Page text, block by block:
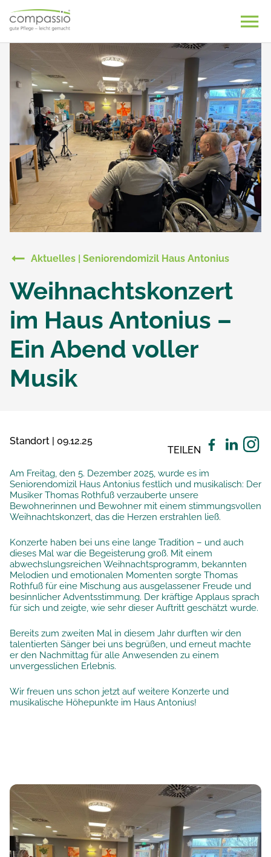
content
Aktuelles | Seniorendomizil Haus Antonius
Weihnachtskonzert
im Haus Antonius –
Ein Abend voller
Musik
Standort | 09.12.25
TEILEN
Am Freitag, den 5. Dezember 2025, wurde es im
Seniorendomizil Haus Antonius festlich und musikalisch: Der
Musiker Thomas Rothfuß verzauberte unsere
Bewohnerinnen und Bewohner mit einem stimmungsvollen
Weihnachtskonzert, das die Herzen erstrahlen ließ.
Konzerte haben bei uns eine lange Tradition – und auch
dieses Mal war die Begeisterung groß. Mit einem
abwechslungsreichen Weihnachtsprogramm, bekannten
Melodien und emotionalen Momenten sorgte Thomas
Rothfuß für eine Mischung aus ausgelassener Freude und
besinnlicher Adventsstimmung. Der kräftige Applaus sprach
für sich und zeigte, wie sehr dieser Auftritt geschätzt wurde.
Bereits zum zweiten Mal in diesem Jahr durften wir den
talentierten Sänger bei uns begrüßen, und erneut machte
er den Nachmittag für alle Anwesenden zu einem
unvergesslichen Erlebnis.
Wir freuen uns schon jetzt auf weitere Konzerte und
musikalische Höhepunkte im Haus Antonius!